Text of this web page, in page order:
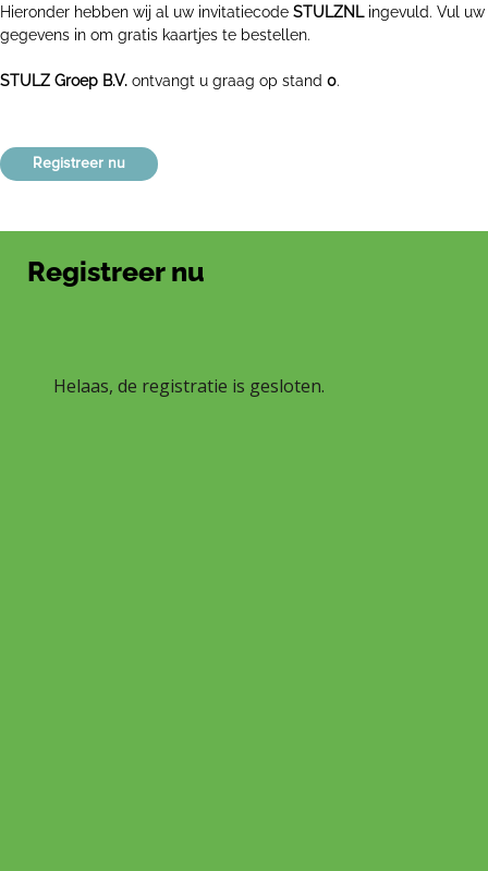
Hieronder hebben wij al uw invitatiecode STULZNLingevuld. Vul uw
gegevens in om gratis kaartjes te bestellen.
STULZ Groep B.V. ontvangt u graag op stand 0.
Registreer nu
Registreer nu